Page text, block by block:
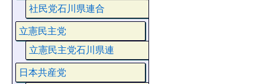
社民党石川県連合
立憲民主党
立憲民主党石川県連
日本共産党